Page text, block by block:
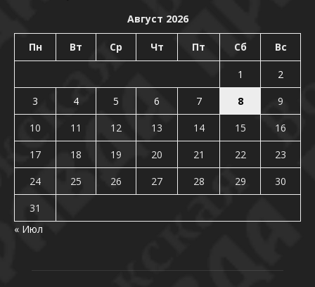
Август 2026
Пн Вт Ср Чт Пт Сб Вс
1
2
3
4 5 6 7 8
9
10
11 12 13 14 15
16
17
18 19 20 21 22
23
24
25 26 27 28 29
30
31
« Июл